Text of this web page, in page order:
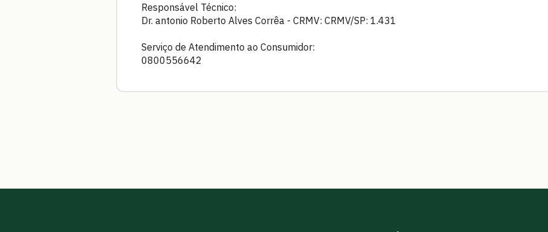
Responsável Técnico:
Dr. antonio Roberto Alves Corrêa - CRMV: CRMV/SP: 1.431
Serviço de Atendimento ao Consumidor:
0800556642